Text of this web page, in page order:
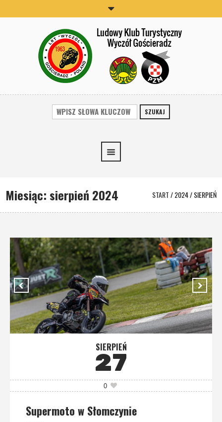
SZUKAJ
Miesiąc: sierpień 2024 START/2024/SIERPIEŃ
SIERPIEŃ
27
0
Supermoto w Słomczynie